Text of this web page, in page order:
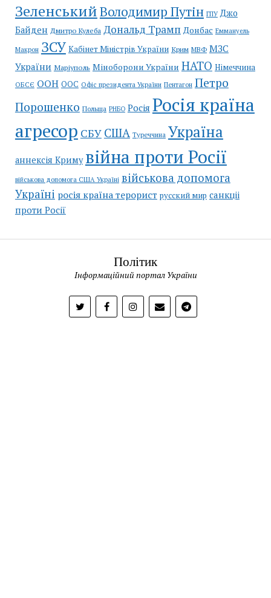
ЗеленськийВолодимир Путін ГПУ Джо
Байден Дмитро Кулеба Дональд Трамп Донбас Еммануель
Макрон ЗСУ Кабінет Міністрів України Крим МВФ МЗС
України Маріуполь Міноборони України НАТО Німеччина
ОБСЄ ООН ООС Офіс президента України Пентагон Петро
Порошенко Польща РНБО Росія Росія країна
агресор СБУ США Туреччина Україна
аннексія Криму війна проти Росії
військова допомога США Україні військова допомога
Україні росія країна терорист русский мир санкціі
проти Росії
Політик
Інформаційний портал України